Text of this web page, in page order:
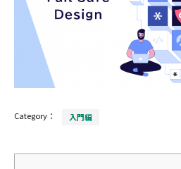
Category： 入門編